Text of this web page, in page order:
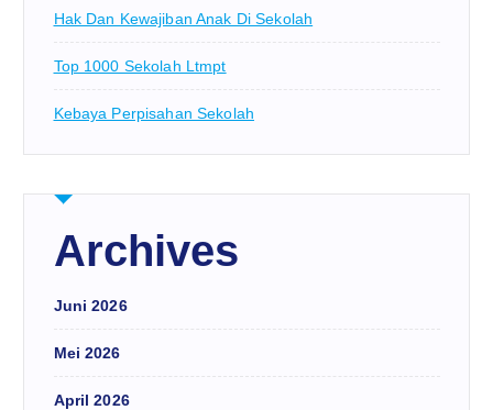
Hak Dan Kewajiban Anak Di Sekolah
Top 1000 Sekolah Ltmpt
Kebaya Perpisahan Sekolah
Archives
Juni 2026
Mei 2026
April 2026